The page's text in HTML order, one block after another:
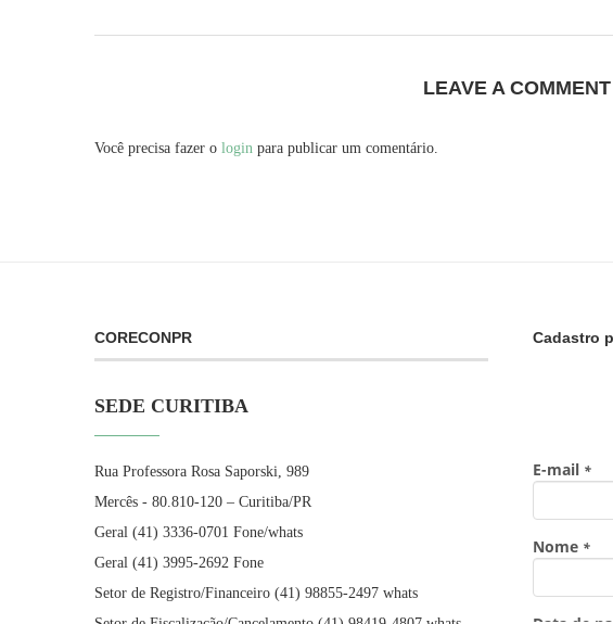
LEAVE A COMMENT
Você precisa fazer o login para publicar um comentário.
CORECONPR
SEDE CURITIBA
Rua Professora Rosa Saporski, 989
Mercês - 80.810-120 – Curitiba/PR
Geral (41) 3336-0701 Fone/whats
Geral (41) 3995-2692 Fone
Setor de Registro/Financeiro (41) 98855-2497 whats
Cadastro